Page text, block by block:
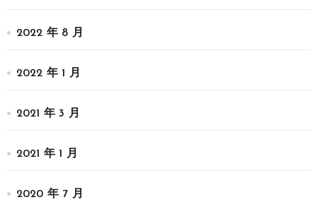
2022 年 8 月
2022 年 1 月
2021 年 3 月
2021 年 1 月
2020 年 7 月